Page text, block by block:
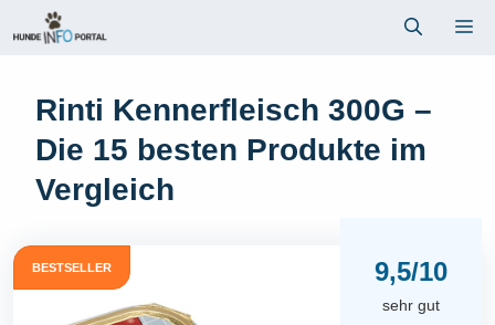
Inhalt
Rinti Kennerfleisch 300G –
Die 15 besten Produkte im
Vergleich
BESTSELLER 9,5/10
sehr gut